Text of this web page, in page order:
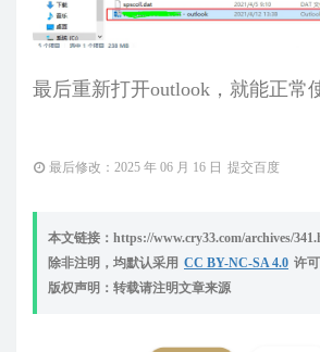
最后重新打开outlook，就能正常
最后修改：2025 年 06 月 16 日 提交百度
本文链接：https://www.cry33.com/archives/
除非注明，均默认采用 CC BY-NC-SA 4.0 许
版权声明：转载请注明文章来源